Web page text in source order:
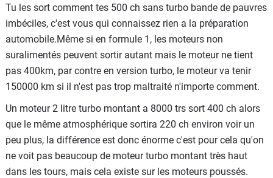
Tu les sort comment tes 500 ch sans turbo bande de pauvres
imbéciles, c'est vous qui connaissez rien a la préparation
automobile.Même si en formule 1, les moteurs non
suralimentés peuvent sortir autant mais le moteur ne tient
pas 400km, par contre en version turbo, le moteur va tenir
150000 km si il n'est pas trop maltraité n'importe comment.
Un moteur 2 litre turbo montant a 8000 trs sort 400 ch alors
que le même atmosphérique sortira 220 ch environ voir un
peu plus, la différence est donc énorme c'est pour cela qu'on
ne voit pas beaucoup de moteur turbo montant très haut
dans les tours, mais cela existe sur les moteurs poussés.